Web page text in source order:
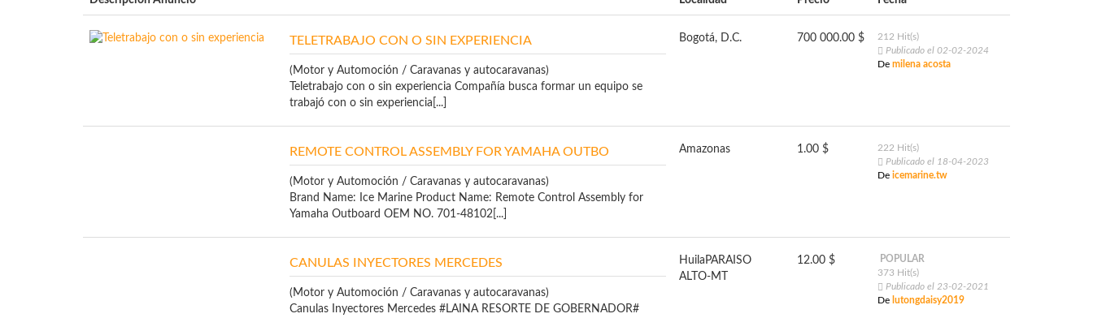
TELETRABAJO CON O SIN EXPERIENCIA
(Motor y Automoción / Caravanas y autocaravanas)
Teletrabajo con o sin experiencia Compañía busca formar un equipo se
trabajó con o sin experiencia[...]
Bogotá, D.C. 700 000.00 $
212 Hit(s)
Publicado el 02-02-2024
De milena acosta
REMOTE CONTROL ASSEMBLY FOR YAMAHA OUTBO
(Motor y Automoción / Caravanas y autocaravanas)
Brand Name: Ice Marine Product Name: Remote Control Assembly for
Yamaha Outboard OEM NO. 701-48102[...]
Amazonas 1.00 $
222 Hit(s)
Publicado el 18-04-2023
De icemarine.tw
CANULAS INYECTORES MERCEDES
(Motor y Automoción / Caravanas y autocaravanas)
Canulas Inyectores Mercedes #LAINA RESORTE DE GOBERNADOR#
Huila PARAISO
ALTO-MT
12.00 $
POPULAR
373 Hit(s)
Publicado el 23-02-2021
De lutongdaisy2019